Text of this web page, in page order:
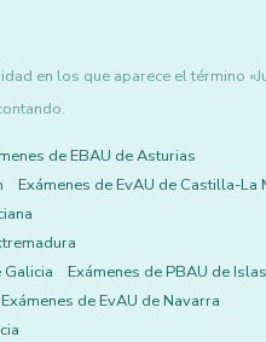
en los que aparece el término
de EBAU de Asturias
Exámenes de EvAU de Castilla-La
Galicia
Exámenes de PBAU de
Exámenes de EvAU de Navarra